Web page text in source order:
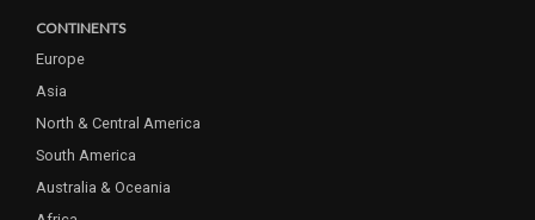
CONTINENTS
Europe
Asia
North & Central America
South America
Australia & Oceania